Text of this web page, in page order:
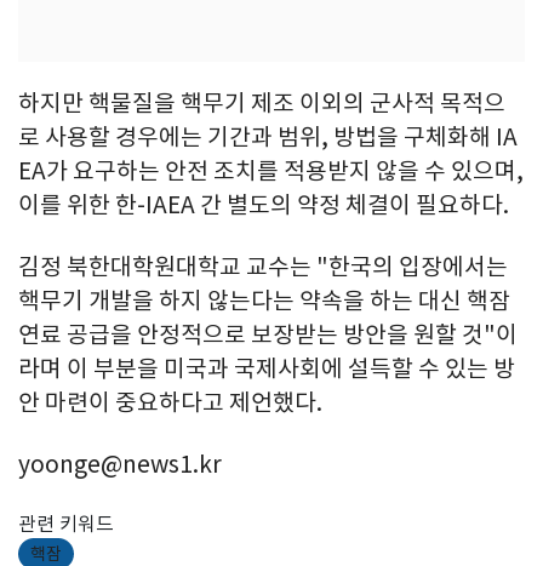
하지만 핵물질을 핵무기 제조 이외의 군사적 목적으
로 사용할 경우에는 기간과 범위, 방법을 구체화해 IA
EA가 요구하는 안전 조치를 적용받지 않을 수 있으며,
이를 위한 한-IAEA 간 별도의 약정 체결이 필요하다.
김정 북한대학원대학교 교수는 "한국의 입장에서는
핵무기 개발을 하지 않는다는 약속을 하는 대신 핵잠
연료 공급을 안정적으로 보장받는 방안을 원할 것"이
라며 이 부분을 미국과 국제사회에 설득할 수 있는 방
안 마련이 중요하다고 제언했다.
yoonge@news1.kr
관련 키워드
핵잠